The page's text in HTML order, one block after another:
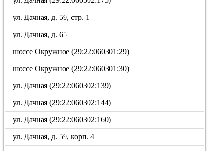
ул. Дачная, д. 59, стр. 1
ул. Дачная, д. 65
шоссе Окружное (29:22:060301:29)
шоссе Окружное (29:22:060301:30)
ул. Дачная (29:22:060302:139)
ул. Дачная (29:22:060302:144)
ул. Дачная (29:22:060302:160)
ул. Дачная, д. 59, корп. 4